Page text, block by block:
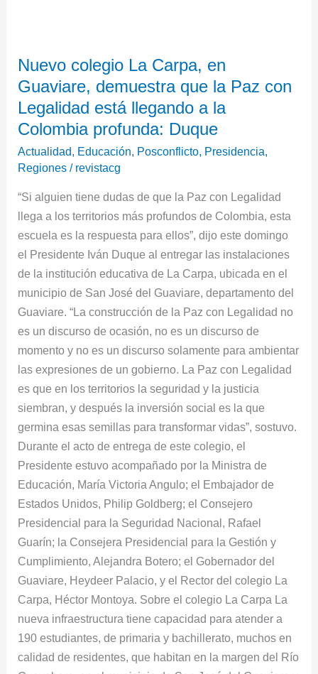
Nuevo colegio La Carpa, en
Guaviare, demuestra que la Paz con
Legalidad está llegando a la
Colombia profunda: Duque
Actualidad, Educación, Posconflicto, Presidencia,
Regiones / revistacg
“Si alguien tiene dudas de que la Paz con Legalidad
llega a los territorios más profundos de Colombia, esta
escuela es la respuesta para ellos”, dijo este domingo
el Presidente Iván Duque al entregar las instalaciones
de la institución educativa de La Carpa, ubicada en el
municipio de San José del Guaviare, departamento del
Guaviare. “La construcción de la Paz con Legalidad no
es un discurso de ocasión, no es un discurso de
momento y no es un discurso solamente para ambientar
las expresiones de un gobierno. La Paz con Legalidad
es que en los territorios la seguridad y la justicia
siembran, y después la inversión social es la que
germina esas semillas para transformar vidas”, sostuvo.
Durante el acto de entrega de este colegio, el
Presidente estuvo acompañado por la Ministra de
Educación, María Victoria Angulo; el Embajador de
Estados Unidos, Philip Goldberg; el Consejero
Presidencial para la Seguridad Nacional, Rafael
Guarín; la Consejera Presidencial para la Gestión y
Cumplimiento, Alejandra Botero; el Gobernador del
Guaviare, Heydeer Palacio, y el Rector del colegio La
Carpa, Héctor Montoya. Sobre el colegio La Carpa La
nueva infraestructura tiene capacidad para atender a
190 estudiantes, de primaria y bachillerato, muchos en
calidad de residentes, que habitan en la margen del Río
colegio
La
Carpa,
en
demuestra
la
Paz
con
Legalidad
está
llegando
a
la
Colombia
profunda:
Duque